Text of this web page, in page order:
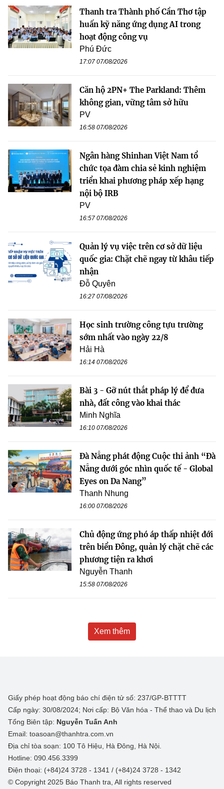
Thanh tra Thành phố Cần Thơ tập
huấn kỹ năng ứng dụng AI trong
hoạt động công vụ
Phú Đức
17:07 07/08/2026
Căn hộ 2PN+ The Parkland: Thêm
không gian, vững tâm sở hữu
PV
16:58 07/08/2026
Ngân hàng Shinhan Việt Nam tổ
chức tọa đàm chia sẻ kinh nghiệm
triển khai phương pháp xếp hạng
nội bộ IRB
PV
16:57 07/08/2026
Quản lý vụ việc trên cơ sở dữ liệu
quốc gia: Chặt chẽ ngay từ khâu tiếp
nhận
Đỗ Quyên
16:27 07/08/2026
Học sinh trường công tựu trường
sớm nhất vào ngày 22/8
Hải Hà
16:14 07/08/2026
Bài 3 - Gỡ nút thắt pháp lý để đưa
nhà, đất công vào khai thác
Minh Nghĩa
16:10 07/08/2026
Đà Nẵng phát động Cuộc thi ảnh “Đà
Nẵng dưới góc nhìn quốc tế - Global
Eyes on Da Nang”
Thanh Nhung
16:00 07/08/2026
Chủ động ứng phó áp thấp nhiệt đới
trên biển Đông, quản lý chặt chẽ các
phương tiện ra khơi
Nguyễn Thanh
15:58 07/08/2026
Xem thêm
Giấy phép hoạt động báo chí điện tử số: 237/GP-BTTTT
Cấp ngày: 30/08/2024; Nơi cấp: Bộ Văn hóa - Thể thao và Du lịch
Tổng Biên tập: Nguyễn Tuấn Anh
Email: toasoan@thanhtra.com.vn
Địa chỉ tòa soạn: 100 Tô Hiệu, Hà Đông, Hà Nội.
Hotline: 090.456.3399
Điện thoại: (+84)24 3728 - 1341 / (+84)24 3728 - 1342
© Copyright 2025 Báo Thanh tra, All rights reserved